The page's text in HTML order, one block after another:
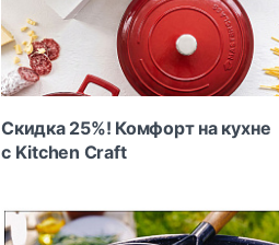
Скидка 25%! Комфорт на кухне
с Kitchen Craft